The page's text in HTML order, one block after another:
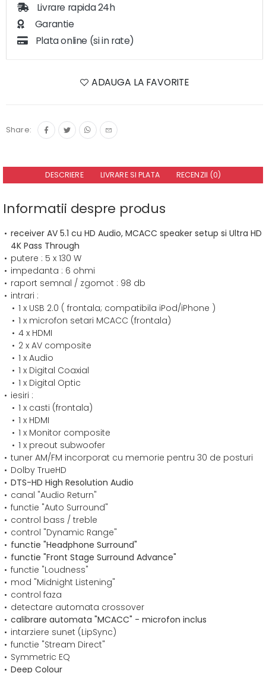
Livrare rapida 24h
Garantie
Plata online (si in rate)
ADAUGA LA FAVORITE
Share:
DESCRIERE LIVRARE SI PLATA RECENZII (0)
Informatii despre produs
receiver AV 5.1 cu HD Audio, MCACC speaker setup si Ultra HD
4K Pass Through
putere : 5 x 130 W
impedanta : 6 ohmi
raport semnal / zgomot : 98 db
intrari :
1 x USB 2.0 ( frontala; compatibila iPod/iPhone )
1 x microfon setari MCACC (frontala)
4 x HDMI
2 x AV composite
1 x Audio
1 x Digital Coaxial
1 x Digital Optic
iesiri :
1 x casti (frontala)
1 x HDMI
1 x Monitor composite
1 x preout subwoofer
tuner AM/FM incorporat cu memorie pentru 30 de posturi
Dolby TrueHD
DTS-HD High Resolution Audio
canal "Audio Return"
functie "Auto Surround"
control bass / treble
control "Dynamic Range"
functie "Headphone Surround"
functie "Front Stage Surround Advance"
functie "Loudness"
mod "Midnight Listening"
control faza
detectare automata crossover
calibrare automata "MCACC" - microfon inclus
intarziere sunet (LipSync)
functie "Stream Direct"
Symmetric EQ
Deep Colour